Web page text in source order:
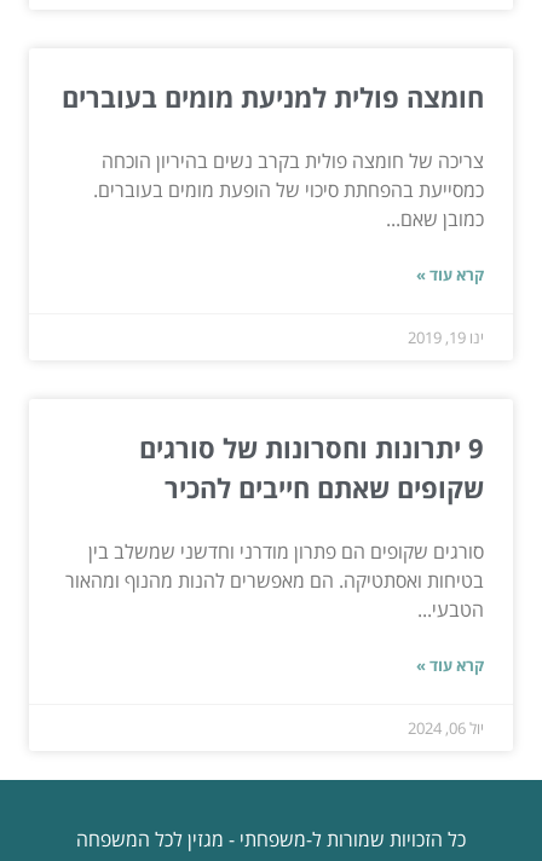
חומצה פולית למניעת מומים בעוברים
צריכה של חומצה פולית בקרב נשים בהיריון הוכחה
כמסייעת בהפחתת סיכוי של הופעת מומים בעוברים.
כמובן שאם...
קרא עוד »
ינו 19, 2019
9 יתרונות וחסרונות של סורגים
שקופים שאתם חייבים להכיר
סורגים שקופים הם פתרון מודרני וחדשני שמשלב בין
בטיחות ואסתטיקה. הם מאפשרים להנות מהנוף ומהאור
הטבעי...
קרא עוד »
יול 06, 2024
כל הזכויות שמורות ל-משפחתי - מגזין לכל המשפחה